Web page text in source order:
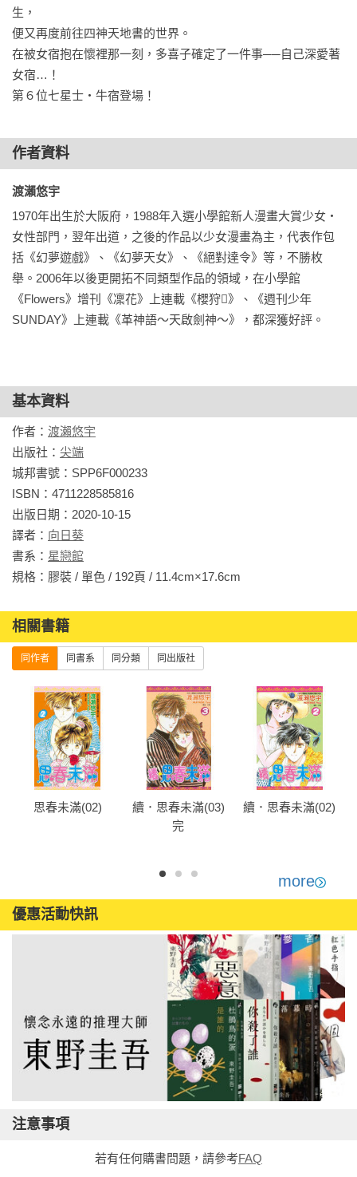
生，
便又再度前往四神天地書的世界。
在被女宿抱在懷裡那一刻，多喜子確定了一件事──自己深愛著
女宿…！
第６位七星士‧牛宿登場！
作者資料
渡瀨悠宇
1970年出生於大阪府，1988年入選小學館新人漫畫大賞少女‧
女性部門，翌年出道，之後的作品以少女漫畫為主，代表作包
括《幻夢遊戲》、《幻夢天女》、《絕對達令》等，不勝枚
舉。2006年以後更開拓不同類型作品的領域，在小學館
《Flowers》增刊《凜花》上連載《櫻狩》、《週刊少年
SUNDAY》上連載《革神語～天啟劍神～》，都深獲好評。
基本資料
作者： 渡瀨悠宇
出版社： 尖端
城邦書號：SPP6F000233
ISBN：4711228585816
出版日期：2020-10-15
譯者： 向日葵
書系： 星戀館
規格：膠裝 / 單色 / 192頁 / 11.4cm×17.6cm
相關書籍
同作者 同書系 同分類 同出版社
思春未滿(02)
續．思春未滿(03)
完
續．思春未滿(02)
more
優惠活動快訊
注意事項
若有任何購書問題，請參考FAQ